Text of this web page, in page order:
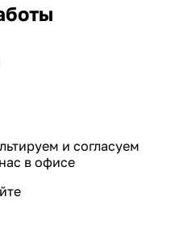
и согласуем
в офисе